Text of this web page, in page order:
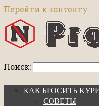
Перейти к контенту
Поиск:
КАК БРОСИТЬ
СОВЕТЫ